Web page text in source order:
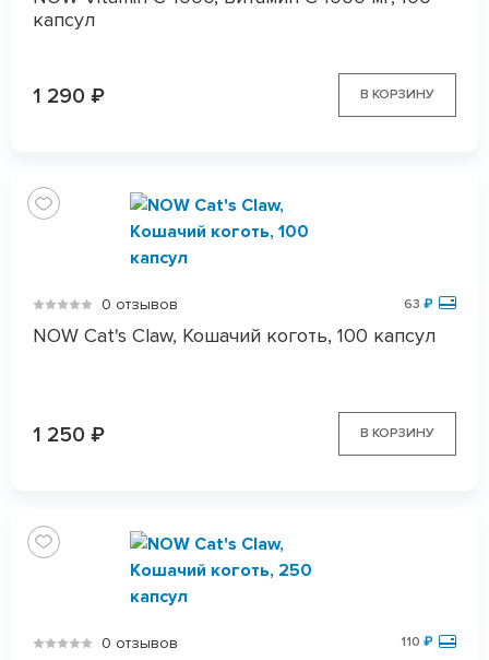
капсул
1 290 ₽ В КОРЗИНУ
0 отзывов 63 ₽
NOW Cat's Claw, Кошачий коготь, 100 капсул
1 250 ₽ В КОРЗИНУ
0 отзывов 110 ₽